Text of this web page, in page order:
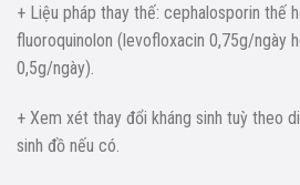
+ Liệu pháp thay thế: cephalosporin thế
fluoroquinolon (levofloxacin 0,75g/ngày
0,5g/ngày).
+ Xem xét thay đổi kháng sinh tuỳ theo
sinh đồ nếu có.